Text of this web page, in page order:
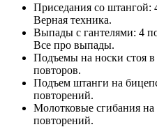
Приседания со штангой:
Верная техника.
Выпады с гантелями: 4
Все про выпады.
Подъемы на носки стоя в
повторов.
Подъем штанги на
повторений.
Молотковые сгибания
повторений.